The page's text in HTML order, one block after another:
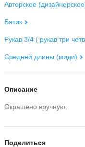
Авторское
Батик
Рукав 3/4 ( рукав три
Средней длины (миди)
Описание
Окрашено вручную.
Поделиться